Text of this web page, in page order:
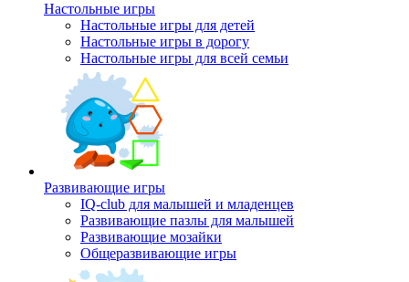
Настольные игры
Настольные игры для детей
Настольные игры в дорогу
Настольные игры для всей семьи
Развивающие игры
IQ-club для малышей и младенцев
Развивающие пазлы для малышей
Развивающие мозайки
Общеразвивающие игры